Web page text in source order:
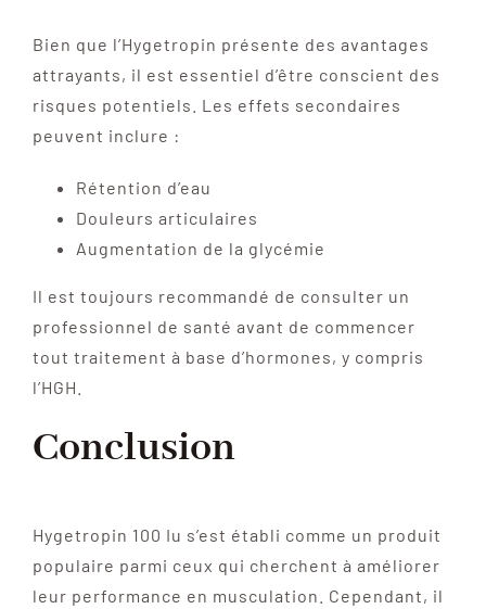
Bien que l’Hygetropin présente des avantages
attrayants, il est essentiel d’être conscient des
risques potentiels. Les effets secondaires
peuvent inclure :
Rétention d’eau
Douleurs articulaires
Augmentation de la glycémie
Il est toujours recommandé de consulter un
professionnel de santé avant de commencer
tout traitement à base d’hormones, y compris
l’HGH.
Conclusion
Hygetropin 100 Iu s’est établi comme un produit
populaire parmi ceux qui cherchent à améliorer
leur performance en musculation. Cependant, il